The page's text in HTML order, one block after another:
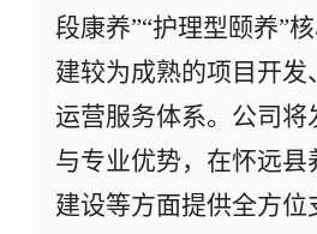
段康养”“护理型颐养”
建较为成熟的项目开发
运营服务体系。公司将
与专业优势，在怀远县
建设等方面提供全方位